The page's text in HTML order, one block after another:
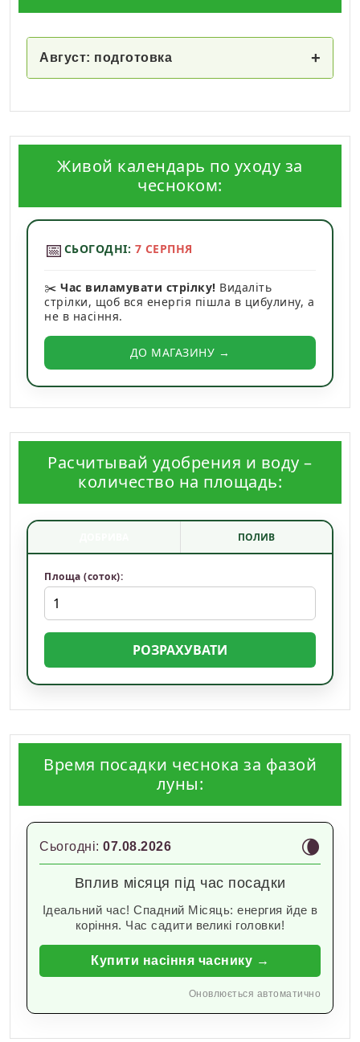
Август: подготовка +
Живой календарь по уходу за
чесноком:
📅 СЬОГОДНІ: 7 СЕРПНЯ
✂️ Час виламувати стрілку! Видаліть
стрілки, щоб вся енергія пішла в цибулину, а
не в насіння.
ДО МАГАЗИНУ →
Расчитывай удобрения и воду –
количество на площадь:
ПОЛИВ
Площа (соток):
РОЗРАХУВАТИ
Время посадки чеснока за фазой
луны:
Сьогодні: 07.08.2026 🌘
Вплив місяця під час посадки
Ідеальний час! Спадний Місяць: енергия йде в
коріння. Час садити великі головки!
Купити насіння часнику →
Оновлюється автоматично